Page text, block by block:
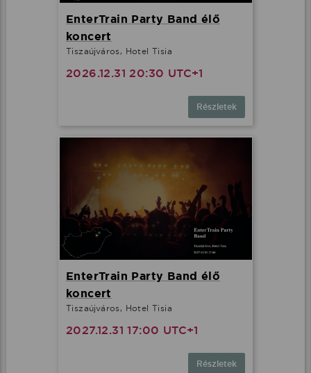
EnterTrain Party Band élő
koncert
Tiszaújváros, Hotel Tisia
2026.12.31 20:30 UTC+1
Részletek
EnterTrain Party Band élő
koncert
Tiszaújváros, Hotel Tisia
2027.12.31 17:00 UTC+1
Részletek